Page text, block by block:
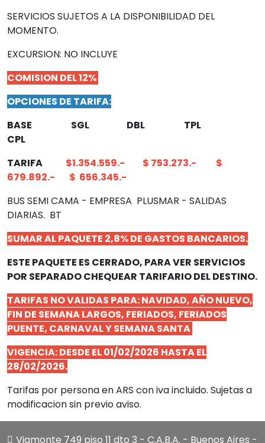
SERVICIOS SUJETOS A LA DISPONIBILIDAD DEL
MOMENTO.
EXCURSION: NO INCLUYE
COMISION DEL 12%
OPCIONES DE TARIFA:
BASE SGL DBL TPL
CPL
TARIFA
$1.354.559.- $ 753.273.- $
679.892.- $ 656.345.-
BUS SEMI CAMA - EMPRESA PLUSMAR - SALIDAS
DIARIAS. BT
SUMAR AL PAQUETE 2,8% DE GASTOS BANCARIOS.
ESTE PAQUETE ES CERRADO, PARA VER SERVICIOS
POR SEPARADO CHEQUEAR TARIFARIO DEL DESTINO.
TARIFAS NO VALIDAS PARA: NAVIDAD, AÑO NUEVO,
FIN DE SEMANA LARGOS, FERIADOS, FERIADOS
PUENTE, CARNAVAL Y SEMANA SANTA
VIGENCIA: DESDE EL 01/02/2026 HASTA EL
28/02/2026.
Tarifas por persona en ARS con iva incluido. Sujetas a
modificacion sin previo aviso.
Viamonte 749 piso 11 dto 3 - C.A.B.A. - Buenos Aires -